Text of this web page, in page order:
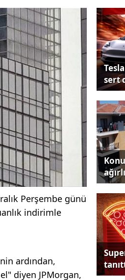
Perşembe günü
indirimle
ardından,
diyen JPMorgan,
sert